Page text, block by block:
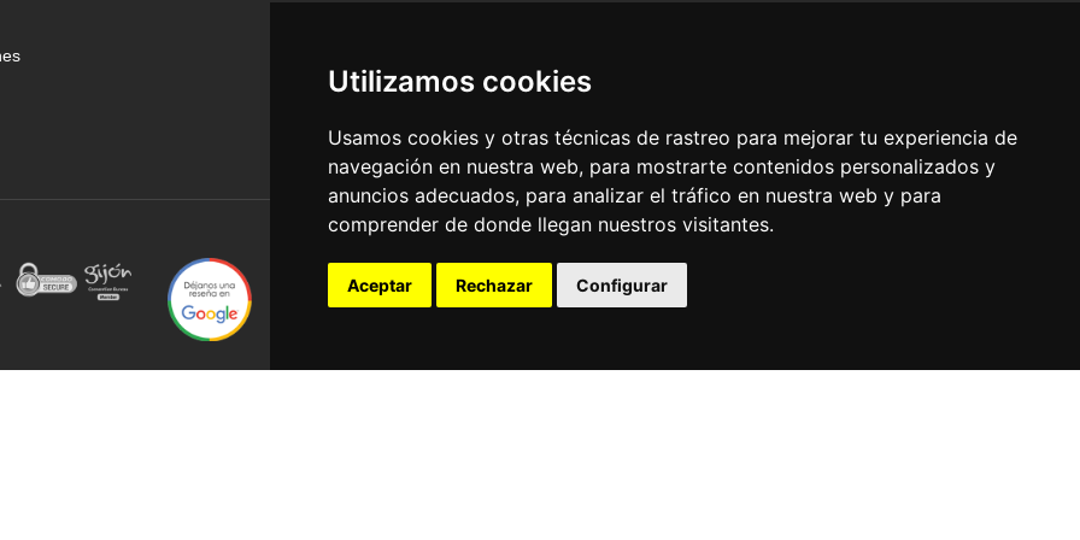
Utilizamos cookies
Usamos cookies y otras técnicas de rastreo para mejorar tu experiencia de
navegación en nuestra web, para mostrarte contenidos personalizados y
anuncios adecuados, para analizar el tráfico en nuestra web y para
comprender de donde llegan nuestros visitantes.
Aceptar Rechazar Configurar
© Pronorte Sonido SL. Todos los derechos reservados.